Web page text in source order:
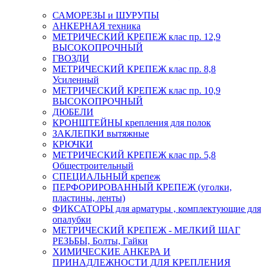
САМОРЕЗЫ и ШУРУПЫ
АНКЕРНАЯ техника
МЕТРИЧЕСКИЙ КРЕПЕЖ клас пр. 12,9
ВЫСОКОПРОЧНЫЙ
ГВОЗДИ
МЕТРИЧЕСКИЙ КРЕПЕЖ клас пр. 8,8
Усиленный
МЕТРИЧЕСКИЙ КРЕПЕЖ клас пр. 10,9
ВЫСОКОПРОЧНЫЙ
ДЮБЕЛИ
КРОНШТЕЙНЫ крепления для полок
ЗАКЛЕПКИ вытяжные
КРЮЧКИ
МЕТРИЧЕСКИЙ КРЕПЕЖ клас пр. 5,8
Общестроительный
СПЕЦИАЛЬНЫЙ крепеж
ПЕРФОРИРОВАННЫЙ КРЕПЕЖ (уголки,
пластины, ленты)
ФИКСАТОРЫ для арматуры , комплектующие для
опалубки
МЕТРИЧЕСКИЙ КРЕПЕЖ - МЕЛКИЙ ШАГ
РЕЗЬБЫ, Болты, Гайки
ХИМИЧЕСКИЕ АНКЕРА И
ПРИНАДЛЕЖНОСТИ ДЛЯ КРЕПЛЕНИЯ